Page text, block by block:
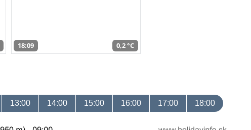
18:09 0,2 °C
13:00 14:00 15:00 16:00 17:00 18:00